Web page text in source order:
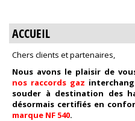
ACCUEIL
Chers clients et partenaires,
Nous avons le plaisir de
nos raccords gaz
souder à destination des
désormais certifiés en
marque NF 540.